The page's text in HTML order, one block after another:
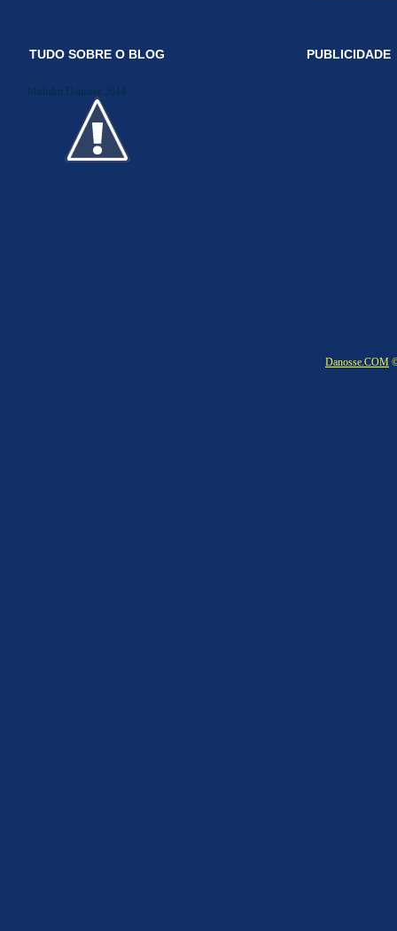
TUDO SOBRE O BLOG
Midiakit Danosse 2014
PUBLICIDADE
Danosse.COM